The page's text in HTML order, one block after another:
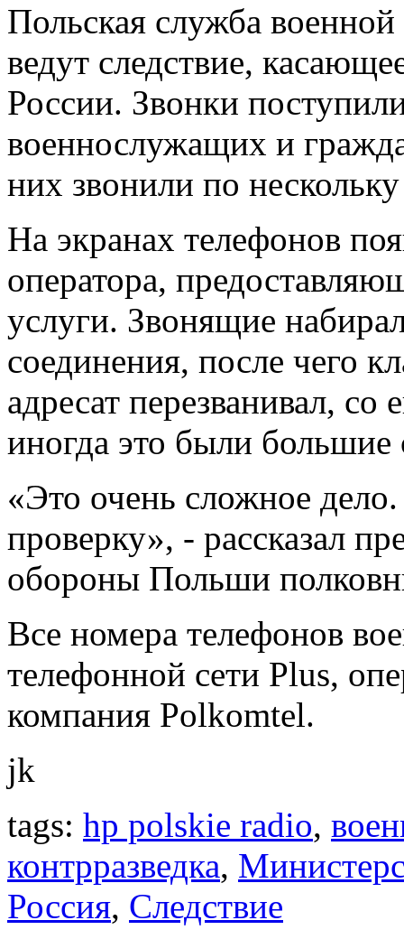
Польская служба военной
ведут следствие,
России. Звонки
военнослужащих и
них звонили по нескольку
На экранах телефонов
оператора,
услуги. Звонящие
соединения, после чего
адресат перезванивал, со
иногда это были
«Это очень сложное
проверку», - рассказал
обороны Польши
Все номера телефонов
телефонной сети Plus,
компания Polkomtel.
jk
tags: hp polskie radio,
контрразведка,
Россия, Следствие